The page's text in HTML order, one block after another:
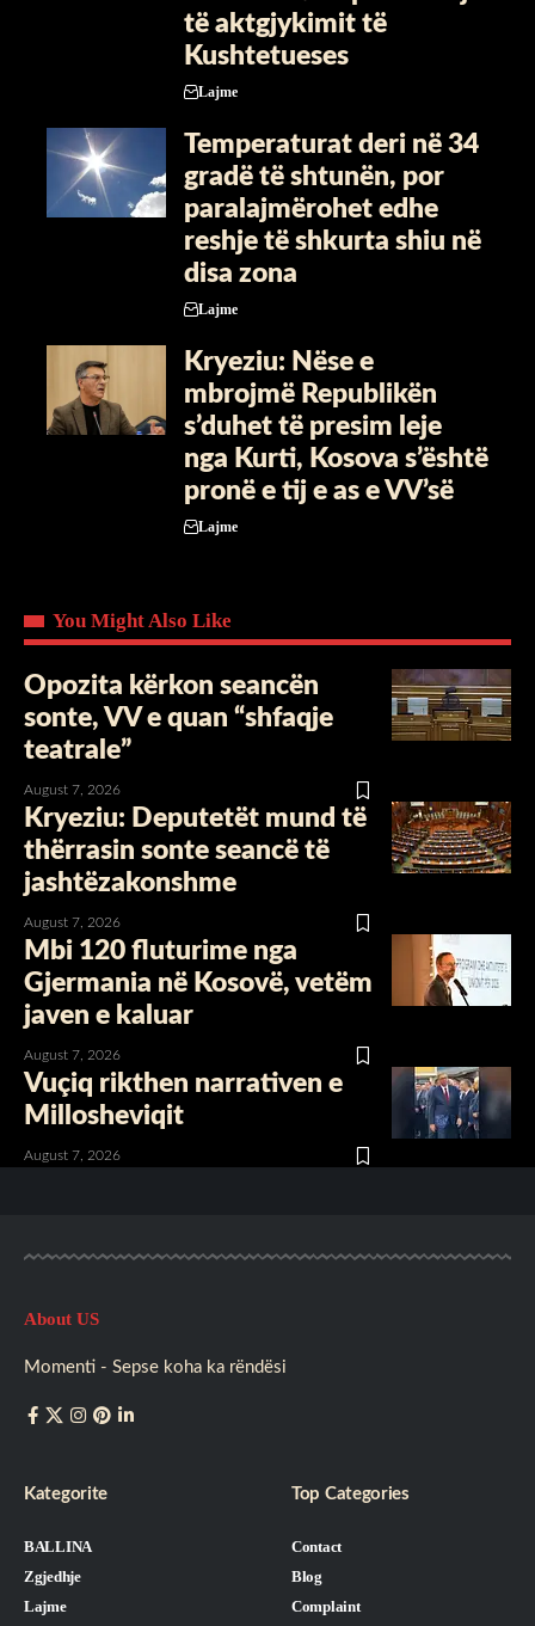
të aktgjykimit të
Kushtetueses
Lajme
Temperaturat deri në 34
gradë të shtunën, por
paralajmërohet edhe
reshje të shkurta shiu në
disa zona
Lajme
Kryeziu: Nëse e
mbrojmë Republikën
s’duhet të presim leje
nga Kurti, Kosova s’është
pronë e tij e as e VV’së
Lajme
You Might Also Like
Opozita kërkon seancën
sonte, VV e quan “shfaqje
teatrale”
August 7, 2026
Kryeziu: Deputetët mund të
thërrasin sonte seancë të
jashtëzakonshme
August 7, 2026
Mbi 120 fluturime nga
Gjermania në Kosovë, vetëm
javen e kaluar
August 7, 2026
Vuçiq rikthen narrativen e
Millosheviqit
August 7, 2026
About US
Momenti - Sepse koha ka rëndësi
Kategorite
BALLINA
Zgjedhje
Lajme
Top Categories
Contact
Blog
Complaint